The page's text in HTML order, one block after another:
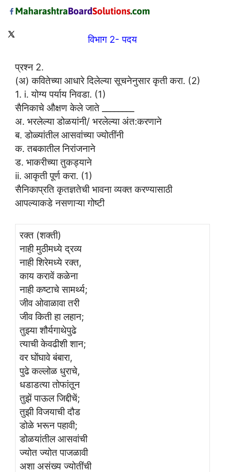
विभाग 2- पदय
प्रश्न 2.
(अ) कवितेच्या आधारे दिलेल्या सूचनेनुसार कृती करा. (2)
1. i. योग्य पर्याय निवडा. (1)
सैनिकाचे औक्षण केले जाते ________
अ. भरलेल्या डोळयांनी/ भरलेल्या अंत:करणाने
ब. डोळ्यांतील आसवांच्या ज्योतींनी
क. तबकातील निरांजनाने
ड. भाकरीच्या तुकड्याने
ii. आकृती पूर्ण करा. (1)
सैनिकाप्रति कृतज्ञतेची भावना व्यक्त करण्यासाठी
आपल्याकडे नसणाऱ्या गोष्टी
रक्त (शक्ती)
नाही मुठीमध्ये द्रव्य
नाही शिरेमध्ये रक्त,
काय करावें कळेना
नाही कष्टाचे सामर्थ्य;
जीव ओवाळावा तरी
जीव किती हा लहान;
तुझ्या शौर्यगाथेपुढे
त्याची केवढीशी शान;
वर घोंघावे बंबारा,
पुढे कल्लोळ धुराचे,
धडाडत्या तोफांतून
तुझें पाऊल जिद्दीचें;
तुझी विजयाची दौड
डोळे भरून पहावी;
डोळयांतील आसवांची
ज्योत ज्योत पाजळावी
अशा असंख्य ज्योतींची